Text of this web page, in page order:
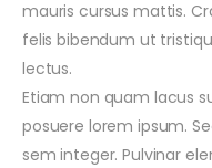
mauris cursus mattis.
felis bibendum ut
lectus.
Etiam non quam lacus
posuere lorem ipsum.
sem integer. Pulvinar